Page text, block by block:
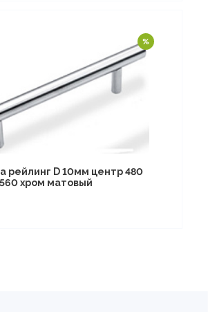
рейлинг D 10мм центр 480
хром матовый